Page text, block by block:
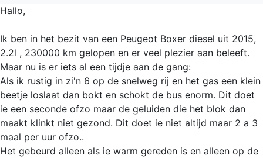
Hallo,
Ik ben in het bezit van een Peugeot Boxer diesel uit 2015,
2.2l , 230000 km gelopen en er veel plezier aan beleeft.
Maar nu is er iets al een tijdje aan de gang:
Als ik rustig in zi'n 6 op de snelweg rij en het gas een klein
beetje loslaat dan bokt en schokt de bus enorm. Dit doet
ie een seconde ofzo maar de geluiden die het blok dan
maakt klinkt niet gezond. Dit doet ie niet altijd maar 2 a 3
maal per uur ofzo..
Het gebeurd alleen als ie warm gereden is en alleen op de